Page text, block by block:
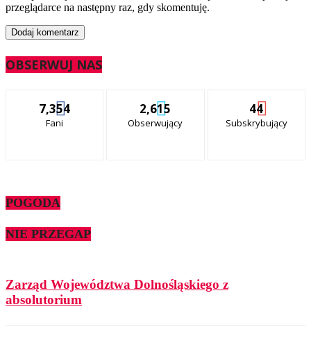
przeglądarce na następny raz, gdy skomentuję.
OBSERWUJ NAS
7,354
Fani
2,615
Obserwujący
44
Subskrybujący
POGODA
NIE PRZEGAP
Zarząd Województwa Dolnośląskiego z
absolutorium